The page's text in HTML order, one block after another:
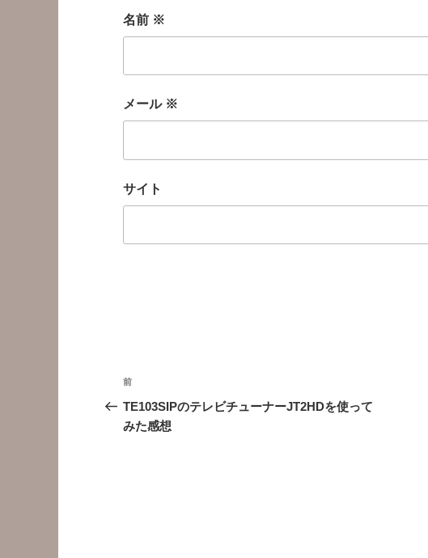
名前 ※
メール ※
サイト
投
稿
ナ
前
の
投
前
TE103SIPのテレビチューナーJT2HDを使って
みた感想